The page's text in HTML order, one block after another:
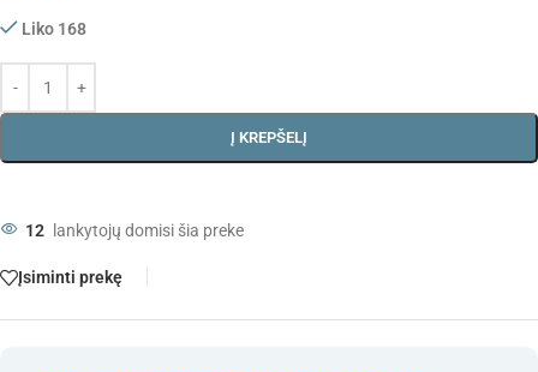
Liko 168
Į KREPŠELĮ
12 lankytojų domisi šia preke
Įsiminti prekę